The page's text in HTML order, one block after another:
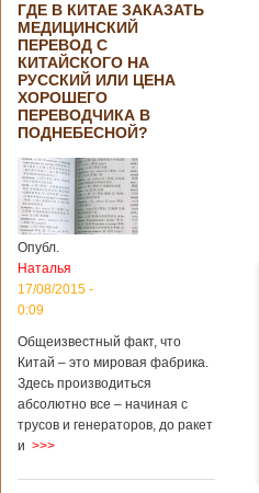
ГДЕ В КИТАЕ ЗАКАЗАТЬ
МЕДИЦИНСКИЙ
ПЕРЕВОД С
КИТАЙСКОГО НА
РУССКИЙ ИЛИ ЦЕНА
ХОРОШЕГО
ПЕРЕВОДЧИКА В
ПОДНЕБЕСНОЙ?
Опубл.
Наталья
17/08/2015 -
0:09
Общеизвестный факт, что
Китай – это мировая фабрика.
Здесь производиться
абсолютно все – начиная с
трусов и генераторов, до ракет
и >>>